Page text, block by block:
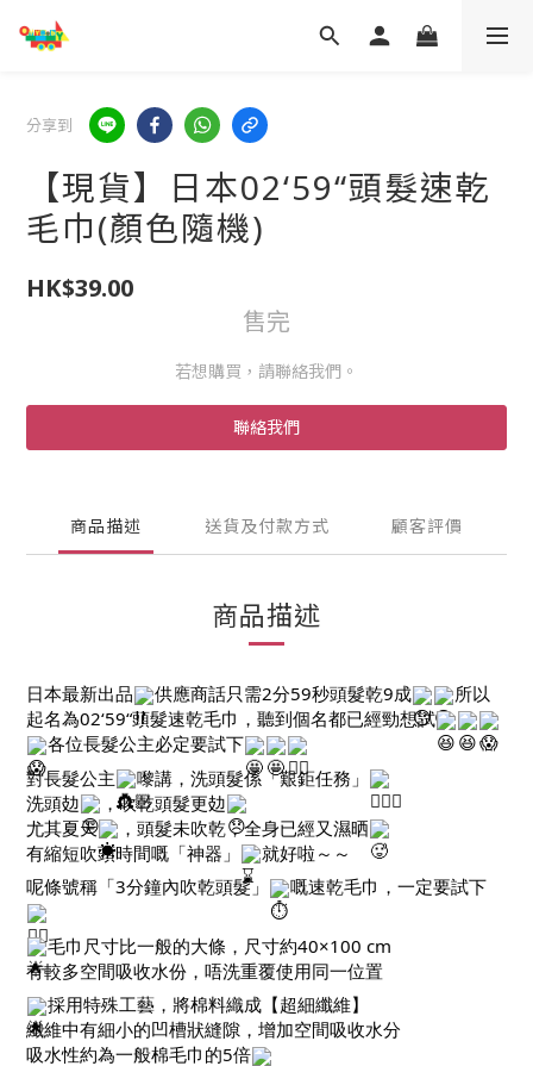
分享到
【現貨】日本02‘59“頭髮速乾
毛巾(顏色隨機)
HK$39.00
售完
若想購買，請聯絡我們。
聯絡我們
商品描述 送貨及付款方式 顧客評價
商品描述
日本最新出品 供應商話只需2分59秒頭髮乾9成
所以
起名為02‘59“頭髮速乾毛巾，聽到個名都已經勁想試
各位長髮公主必定要試下
對長髮公主
嚟講，洗頭髮係「艱鉅任務」
洗頭攰
，吹乾頭髮更攰
尤其夏天
，頭髮未吹乾，全身已經又濕晒
有縮短吹頭時間嘅「神器」
就好啦～～
呢條號稱「3分鐘內吹乾頭髮」
嘅速乾毛巾，一定要試下
毛巾尺寸比一般的大條，尺寸約40×100 cm
有較多空間吸收水份，唔洗重覆使用同一位置
採用特殊工藝，將棉料織成【超細纖維】
纖維中有細小的凹槽狀縫隙，增加空間吸收水分
吸水性約為一般棉毛巾的5倍